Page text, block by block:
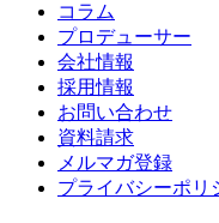
コラム
プロデューサー
会社情報
採用情報
お問い合わせ
資料請求
メルマガ登録
プライバシーポリ